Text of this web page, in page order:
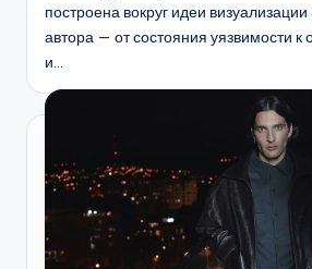
построена вокруг идеи визуализации
автора — от состояния уязвимости
и…